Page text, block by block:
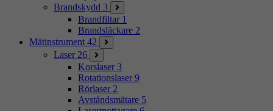
Brandskydd 3
Brandfiltar 1
Brandsläckare 2
Mätinstrument 42
Laser 26
Korslaser 3
Rotationslaser 9
Rörlaser 2
Avståndsmätare 5